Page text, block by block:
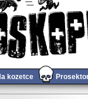
kozetce